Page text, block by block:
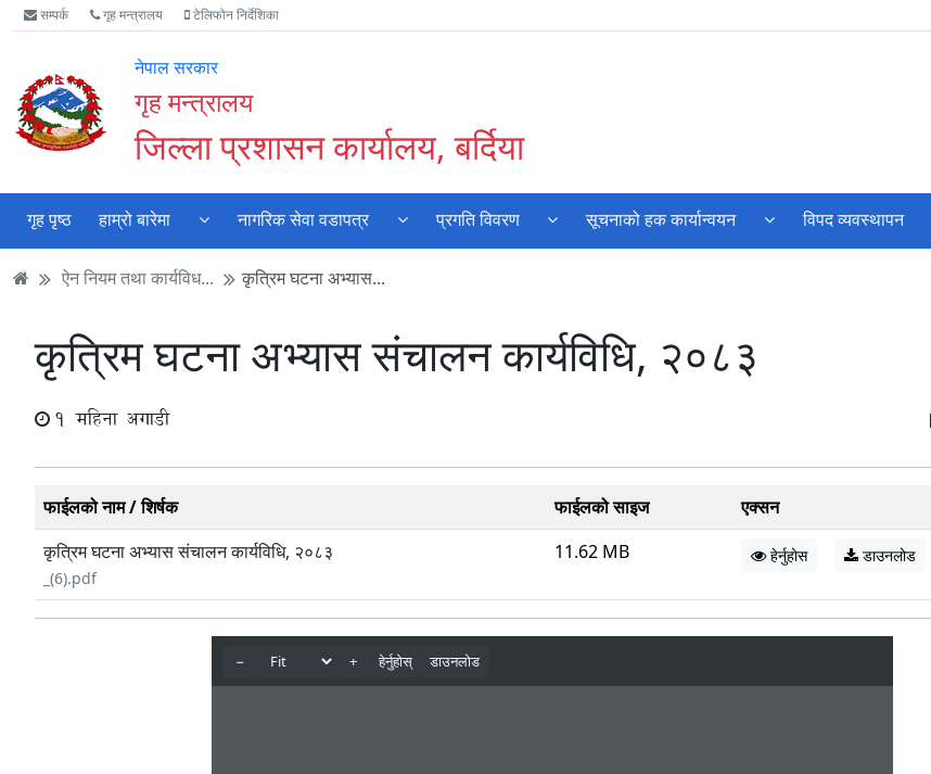
Accessibility
Mode
गर्नुहोस्
मुख्य
सामाग्री
मुख्य
नेभिगेसन
वेबसाइट
खोजमा
सम्पर्क गृह मन्त्रालय टेलिफोन निर्देशिका
नेपाल सरकार
गृह मन्त्रालय
जिल्ला प्रशासन कार्यालय, बर्दिया
गृह पृष्ठ हाम्रो बारेमा नागरिक सेवा वडापत्र प्रगति विवरण सूचनाको हक कार्यान्वयन विपद व्यवस्थापन
ऐन नियम तथा कार्यविध... कृत्रिम घटना अभ्यास...
कृत्रिम घटना अभ्यास संचालन कार्यविधि, २०८३
1 महिना अगाडी
फाईलको नाम / शिर्षक फाईलको साइज
एक्सन
कृत्रिम घटना अभ्यास संचालन कार्यविधि, २०८३
_(6).pdf
11.62 MB हेर्नुहोस डाउनलोड